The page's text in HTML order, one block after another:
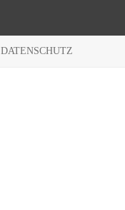
DATENSCHUTZ